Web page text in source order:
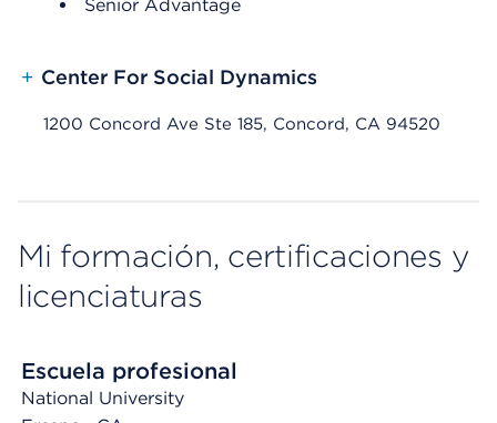
Senior Advantage
+ Center For Social Dynamics
1200 Concord Ave Ste 185, Concord, CA 94520
Mi formación, certificaciones y
licenciaturas
Escuela profesional
National University